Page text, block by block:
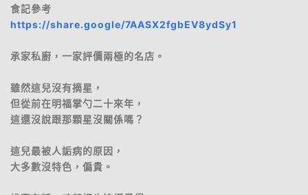
食記參考
https://share.google/7AASX2fgbEV8ydSy1
承家私廚，一家評價兩極的名店。
雖然這兒沒有摘星，
但從前在明福掌勺二十來年，
這還沒說跟那顆星沒關係嗎？
這兒最被人詬病的原因，
大多數沒特色，偏貴。